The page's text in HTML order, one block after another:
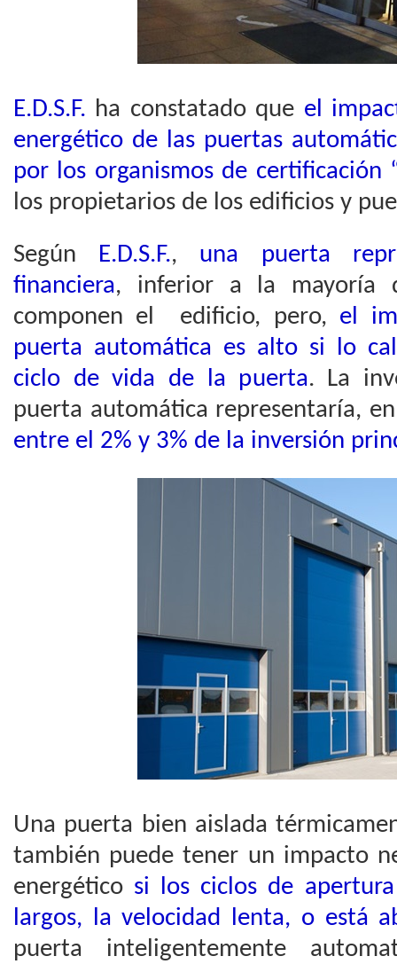
E.D.S.F. ha constatado que el
energético de las puertas
por los organismos de certificación
los propietarios de los edificios y
Según E.D.S.F., una puerta
financiera, inferior a la mayoría
componen el edificio, pero, el
puerta automática es alto si lo
ciclo de vida de la puerta. La
puerta automática representaría,
entre el 2% y 3% de la inversión
Una puerta bien aislada
también puede tener un impacto
energético si los ciclos de
largos, la velocidad lenta, o está
puerta inteligentemente